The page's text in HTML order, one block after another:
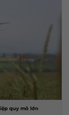
quy mô lớn